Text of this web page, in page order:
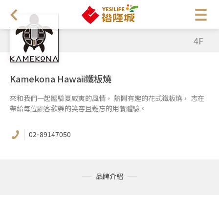
4F
Kamekona Hawaii鐵板燒
來和我們一起體驗夏威夷的風情， 熱鬧有趣的花式鐵板燒， 志在
帶給每位顧客歡樂的笑容且難忘的用餐體驗。
02-89147050
品牌介紹